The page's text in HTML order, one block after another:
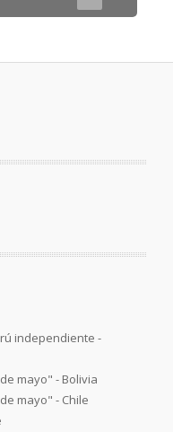
independiente -
mayo" - Bolivia
mayo" - Chile